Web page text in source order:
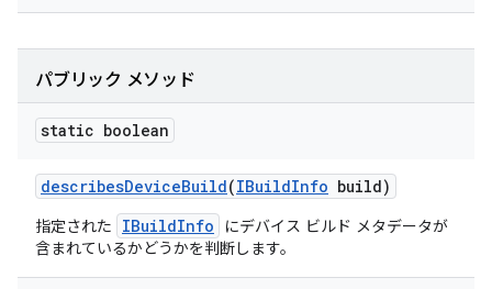
パブリック メソッド
static boolean
describesDeviceBuild(IBuildInfo build)
指定された IBuildInfo
にデバイス ビルド メタデータが
含まれているかどうかを判断します。